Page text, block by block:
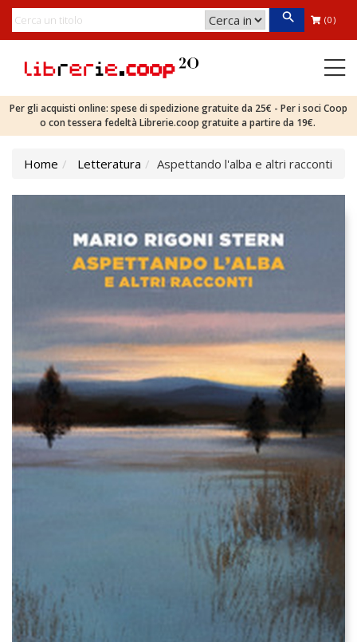
(0)
Per gli acquisti online: spese di spedizione gratuite da 25€ - Per i soci Coop
o con tessera fedeltà Librerie.coop gratuite a partire da 19€.
Home Letteratura Aspettando l'alba e altri racconti